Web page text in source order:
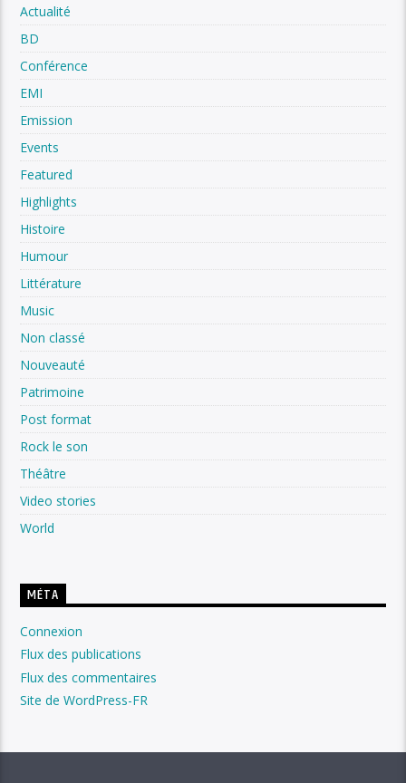
Actualité
BD
Conférence
EMI
Emission
Events
Featured
Highlights
Histoire
Humour
Littérature
Music
Non classé
Nouveauté
Patrimoine
Post format
Rock le son
Théâtre
Video stories
World
MÉTA
Connexion
Flux des publications
Flux des commentaires
Site de WordPress-FR